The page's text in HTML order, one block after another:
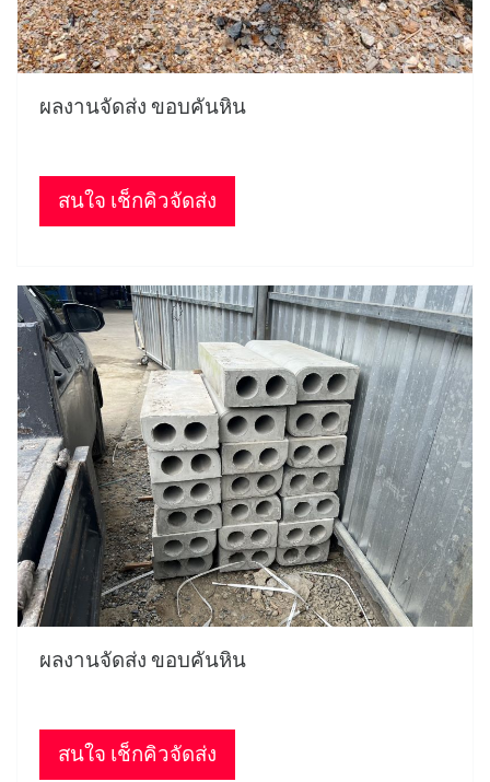
ผลงานจัดส่ง ขอบคันหิน
สนใจ เช็กคิวจัดส่ง
ผลงานจัดส่ง ขอบคันหิน
สนใจ เช็กคิวจัดส่ง